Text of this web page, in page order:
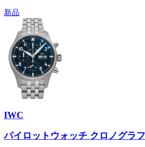
新品
IWC
パイロットウォッチ クロノグラフ